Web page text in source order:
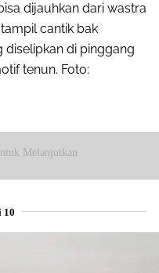
dijauhkan dari wastra
cantik bak
diselipkan di pinggang
tenun. Foto:
Melanjutkan
10